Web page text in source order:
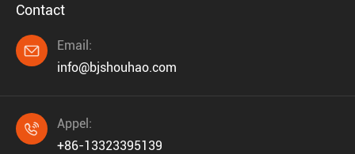
Contact

Email:
info@bjshouhao.com

Appel:
+86-13323395139